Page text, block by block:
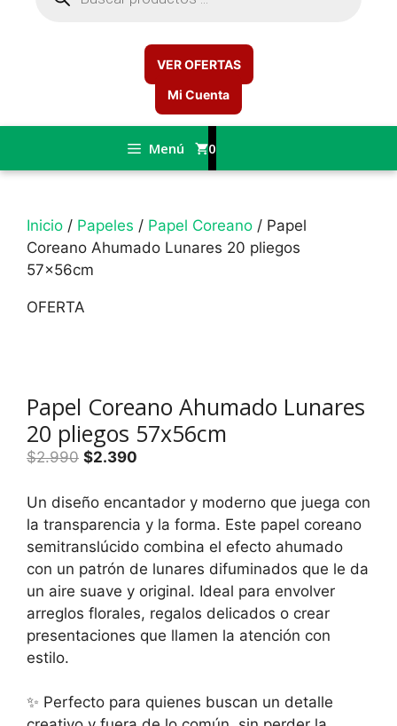
productos
VER OFERTAS
Mi Cuenta
Menú 0
Inicio / Papeles / Papel Coreano / Papel
Coreano Ahumado Lunares 20 pliegos
57x56cm
OFERTA
Papel Coreano Ahumado Lunares
20 pliegos 57x56cm
$2.990 El
original
era:
$2.990.
$2.390
actual
es:
$2.390.
Un diseño encantador y moderno que juega con
la transparencia y la forma. Este papel coreano
semitranslúcido combina el efecto ahumado
con un patrón de lunares difuminados que le da
un aire suave y original. Ideal para envolver
arreglos florales, regalos delicados o crear
presentaciones que llamen la atención con
estilo.
✨ Perfecto para quienes buscan un detalle